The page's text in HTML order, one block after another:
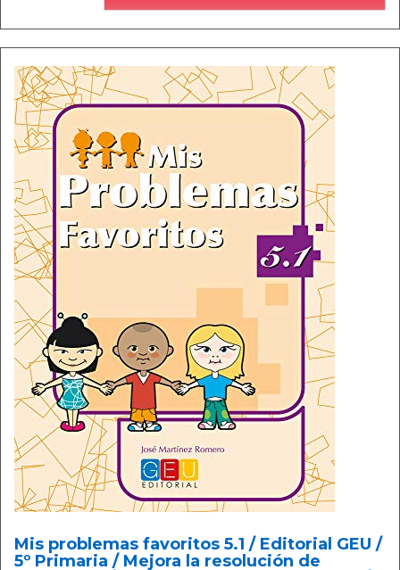
Mis problemas favoritos 5.1 / Editorial GEU /
5º Primaria / Mejora la resolución de